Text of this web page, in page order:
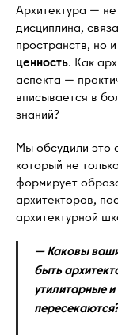
Архитектура — не
дисциплина,
пространств, но
ценность. Как
аспекта —
вписывается в
знаний?
Мы обсудили это
который не
формирует
архитекторов,
архитектурной
— Каковы ваши
быть
утилитарные
пересекаются?